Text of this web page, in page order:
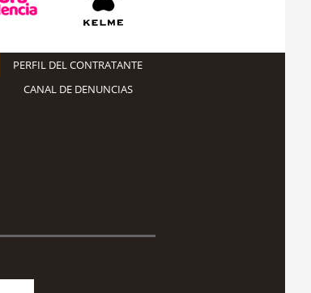
PERFIL DEL CONTRATANTE
CANAL DE DENUNCIAS